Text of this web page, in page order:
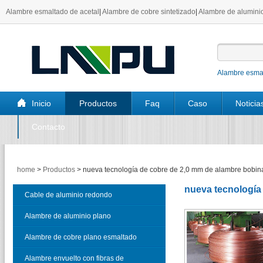
Alambre esmaltado de acetal Alambre de cobre sintetizado Alambre de
Alambre
Inicio Productos Faq Caso
Contacto
home > Productos > nueva tecnología de cobre de 2,0 mm de alambre
Cable de aluminio redondo
esmaltado
Alambre de aluminio plano
esmaltado
Alambre de cobre plano esmaltado
Alambre envuelto con fibras de
nueva